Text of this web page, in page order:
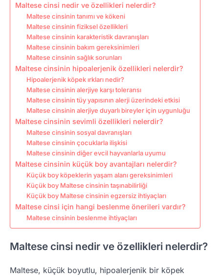
Maltese cinsi nedir ve özellikleri nelerdir?
Maltese cinsinin tanımı ve kökeni
Maltese cinsinin fiziksel özellikleri
Maltese cinsinin karakteristik davranışları
Maltese cinsinin bakım gereksinimleri
Maltese cinsinin sağlık sorunları
Maltese cinsinin hipoalerjenik özellikleri nelerdir?
Hipoalerjenik köpek ırkları nedir?
Maltese cinsinin alerjiye karşı toleransı
Maltese cinsinin tüy yapısının alerji üzerindeki etkisi
Maltese cinsinin alerjiye duyarlı bireyler için uygunluğu
Maltese cinsinin sevimli özellikleri nelerdir?
Maltese cinsinin sosyal davranışları
Maltese cinsinin çocuklarla ilişkisi
Maltese cinsinin diğer evcil hayvanlarla uyumu
Maltese cinsinin küçük boy avantajları nelerdir?
Küçük boy köpeklerin yaşam alanı gereksinimleri
Küçük boy Maltese cinsinin taşınabilirliği
Küçük boy Maltese cinsinin egzersiz ihtiyaçları
Maltese cinsi için hangi beslenme önerileri vardır?
Maltese cinsinin beslenme ihtiyaçları
Maltese cinsi nedir ve özellikleri nelerdir?
Maltese, küçük boyutlu, hipoalerjenik bir köpek